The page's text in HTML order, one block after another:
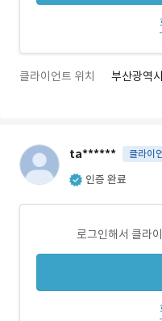
클라이언트 위치 부산광역
ta****** 클라이
인증 완료
로그인해서 클라